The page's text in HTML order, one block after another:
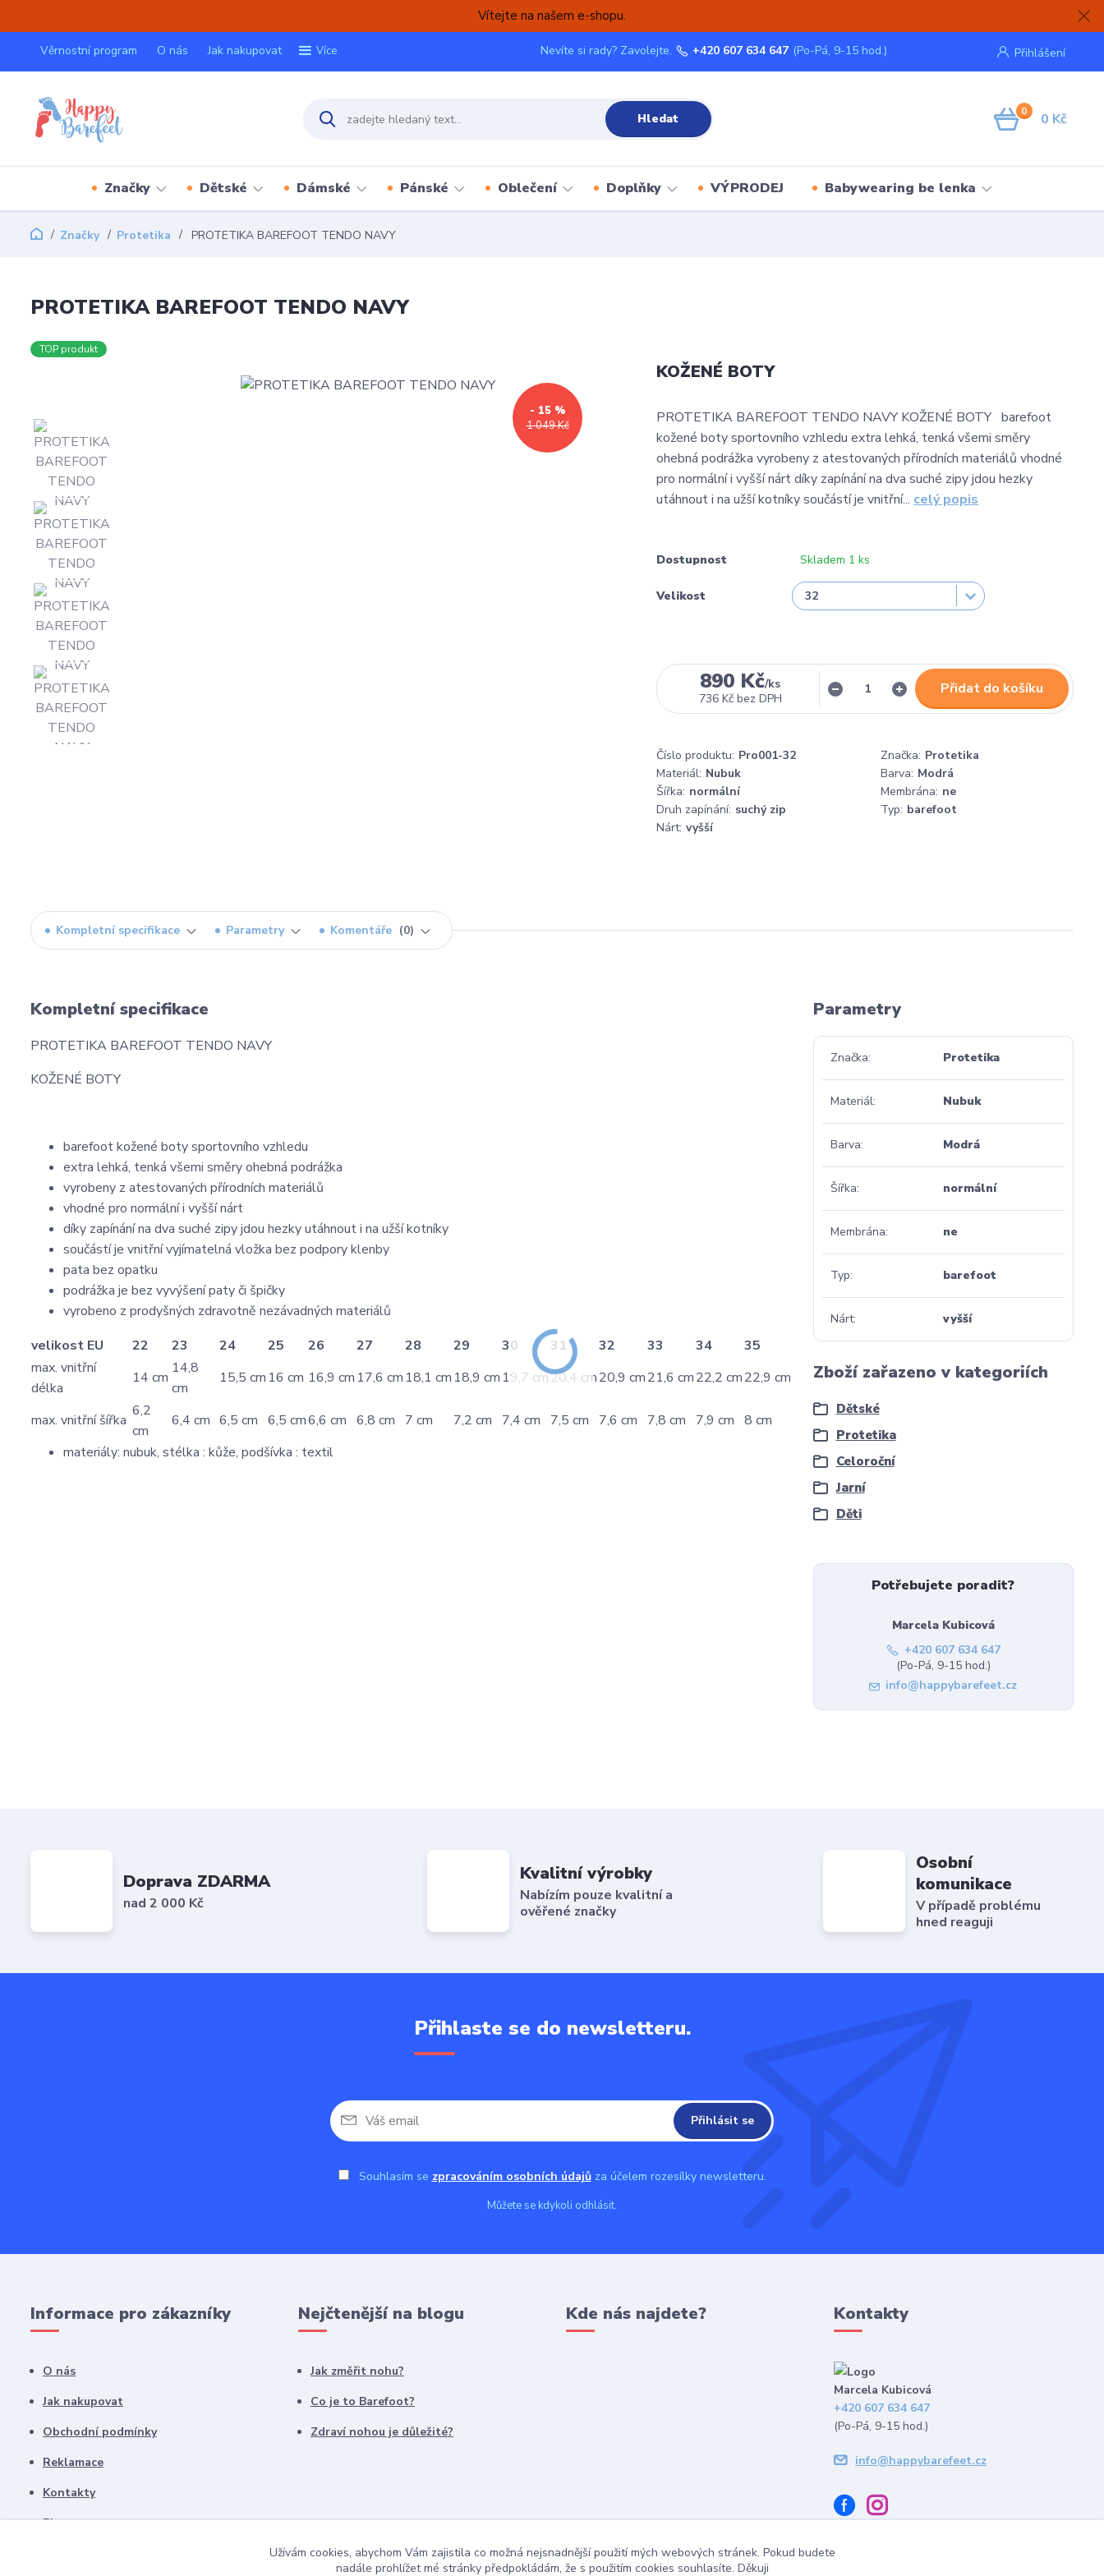
Vítejte na našem e-shopu.
Věrnostní program O nás Jak nakupovat Více Přihlášení
Hledat
Nevíte si rady? Zavolejte. +420 607 634 647 (Po-Pá, 9-15 hod.)
0 0 Kč
Značky Dětské Dámské Pánské Oblečení Doplňky VÝPRODEJ Babywearing be lenka
Značky Protetika PROTETIKA BAREFOOT TENDO NAVY
PROTETIKA BAREFOOT TENDO NAVY
TOP produkt
1 049 Kč
- 15 %
KOŽENÉ BOTY
PROTETIKA BAREFOOT TENDO NAVY KOŽENÉ BOTY barefoot
kožené boty sportovního vzhledu extra lehká, tenká všemi směry
ohebná podrážka vyrobeny z atestovaných přírodních materiálů vhodné
pro normální i vyšší nárt díky zapínání na dva suché zipy jdou hezky
utáhnout i na užší kotníky součástí je vnitřní... celý popis
Dostupnost Skladem 1 ks
Velikost
890 Kč/ks
736 Kč bez DPH
Přidat do košíku
Číslo produktu: Pro001-32 Značka: Protetika
Materiál: Nubuk Barva: Modrá
Šířka: normální Membrána: ne
Druh zapínání: suchý zip Typ: barefoot
Nárt: vyšší
Kompletní specifikace Parametry Komentáře 0
Kompletní specifikace
PROTETIKA BAREFOOT TENDO NAVY
KOŽENÉ BOTY
barefoot kožené boty sportovního vzhledu
extra lehká, tenká všemi směry ohebná podrážka
vyrobeny z atestovaných přírodních materiálů
vhodné pro normální i vyšší nárt
díky zapínání na dva suché zipy jdou hezky utáhnout i na užší kotníky
součástí je vnitřní vyjímatelná vložka bez podpory klenby
pata bez opatku
podrážka je bez vyvýšení paty či špičky
vyrobeno z prodyšných zdravotně nezávadných materiálů
velikost EU
22 23 24 25 26 27 28 29 30 31 32 33 34
35
max. vnitřní
délka
14 cm
14,8
cm
15,5 cm 16 cm 16,9 cm 17,6 cm 18,1 cm 18,9 cm 19,7 cm20,4 cm20,9 cm21,6 cm22,2 cm22,9 cm
max. vnitřní šířka
6,2
cm
6,4 cm 6,5 cm 6,5 cm6,6 cm 6,8 cm 7 cm 7,2 cm 7,4 cm 7,5 cm 7,6 cm 7,8 cm 7,9 cm 8 cm
materiály: nubuk, stélka : kůže, podšívka : textil
Parametry
Značka Protetika
Materiál Nubuk
Barva Modrá
Šířka normální
Membrána ne
Typ barefoot
Nárt vyšší
Zboží zařazeno v kategoriích
Dětské
Protetika
Celoroční
Jarní
Děti
Potřebujete poradit?
Marcela Kubicová
+420 607 634 647
(Po-Pá, 9-15 hod.)
info@happybarefeet.cz
Doprava ZDARMA
nad 2 000 Kč
Kvalitní výrobky
Nabízím pouze kvalitní a
ověřené značky
Osobní
komunikace
V případě problému
hned reaguji
Přihlaste se do newsletteru.
Přihlásit se
Souhlasím se zpracováním osobních údajůza účelem rozesílky newsletteru.
Můžete se kdykoli odhlásit.
Informace pro zákazníky
O nás
Jak nakupovat
Obchodní podmínky
Reklamace
Kontakty
Blog
Nejčtenější na blogu
Jak změřit nohu?
Co je to Barefoot?
Zdraví nohou je důležité?
Kde nás najdete? Kontakty
Marcela Kubicová
+420 607 634 647
(Po-Pá, 9-15 hod.)
info@happybarefeet.cz
Užívám cookies, abychom Vám zajistila co možná nejsnadnější použití mých webových stránek. Pokud budete
nadále prohlížet mé stránky předpokládám, že s použitím cookies souhlasíte. Děkuji